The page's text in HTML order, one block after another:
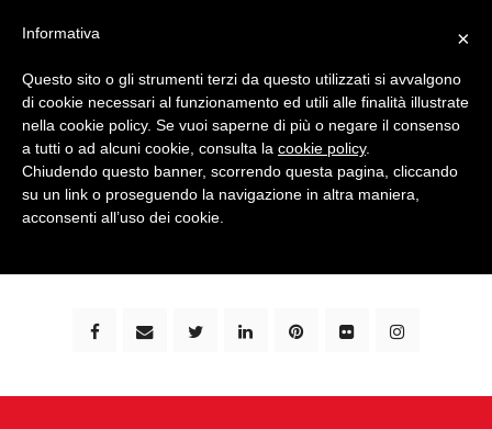
bimbi e viaggi - family travel blog: community #1 in
×
Informativa
Questo sito o gli strumenti terzi da questo utilizzati si avvalgono
di cookie necessari al funzionamento ed utili alle finalità illustrate
nella cookie policy. Se vuoi saperne di più o negare il consenso
a tutti o ad alcuni cookie, consulta la cookie policy.
Chiudendo questo banner, scorrendo questa pagina, cliccando
su un link o proseguendo la navigazione in altra maniera,
acconsenti all’uso dei cookie.